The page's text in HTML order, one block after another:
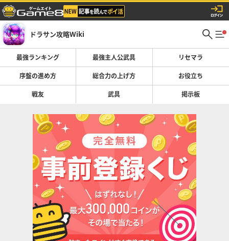
ドラサン攻略Wiki
最強ランキング 最強主人公武具 リセマラ
序盤の進め方 総合力の上げ方 お役立ち
戦友 武具 掲示板